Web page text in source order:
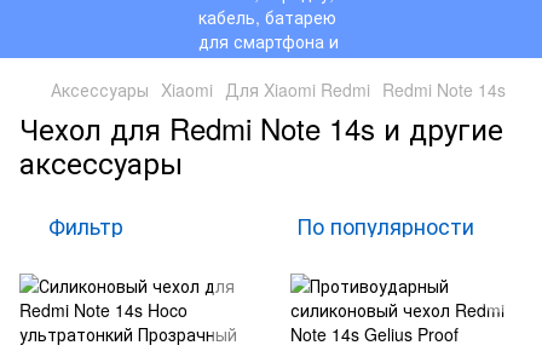
Аксессуары Xiaomi Для Xiaomi Redmi Redmi Note 14s
Чехол для Redmi Note 14s и другие
аксессуары
Фильтр По популярности